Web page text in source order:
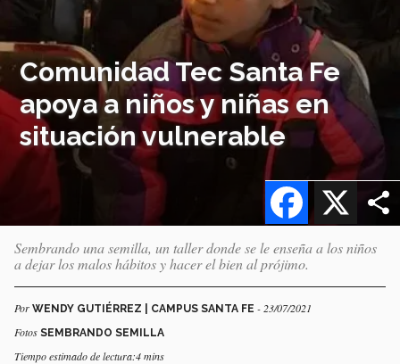
Comunidad Tec Santa Fe
apoya a niños y niñas en
situación vulnerable
X
Facebook
Sembrando una semilla, un taller donde se le enseña a los niños
a dejar los malos hábitos y hacer el bien al prójimo.
Por WENDY GUTIÉRREZ | CAMPUS SANTA FE - 23/07/2021
Fotos SEMBRANDO SEMILLA
Tiempo estimado de lectura:4 mins